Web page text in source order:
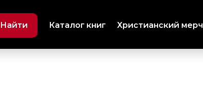
Христианский мерч
Каталог книг
Найти